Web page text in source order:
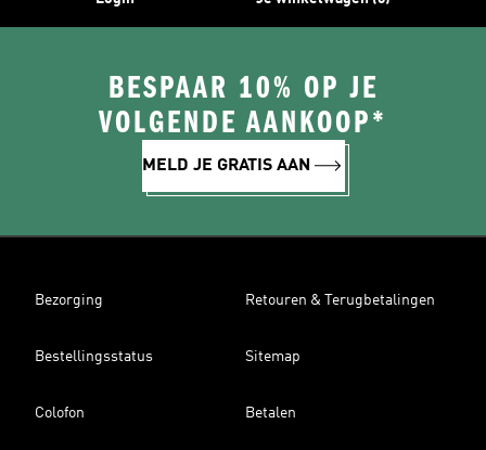
BESPAAR 10% OP JE
VOLGENDE AANKOOP*
MELD JE GRATIS AAN
Bezorging Retouren & Terugbetalingen
Bestellingsstatus Sitemap
Colofon Betalen